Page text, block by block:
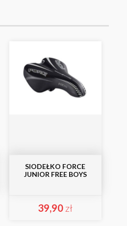
SIODEŁKO FORCE
JUNIOR FREE BOYS
39,90 zł